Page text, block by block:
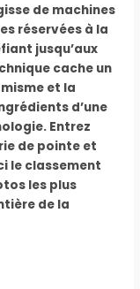
de machines
réservées à la
jusqu’aux
cache un
et la
d’une
Entrez
de pointe et
le classement
les plus
de la